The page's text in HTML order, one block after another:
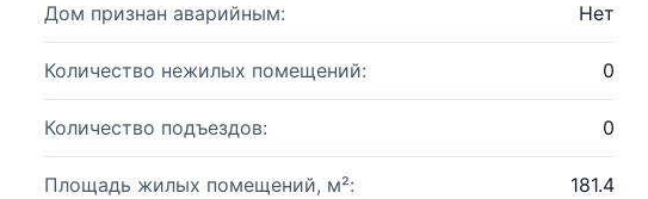
Дом признан аварийным: Нет
Количество нежилых помещений: 0
Количество подъездов: 0
Площадь жилых помещений, м²: 181.4